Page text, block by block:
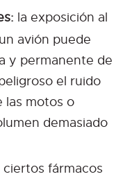
la exposición al
avión puede
y permanente de
el ruido
las motos o
demasiado
ciertos fármacos